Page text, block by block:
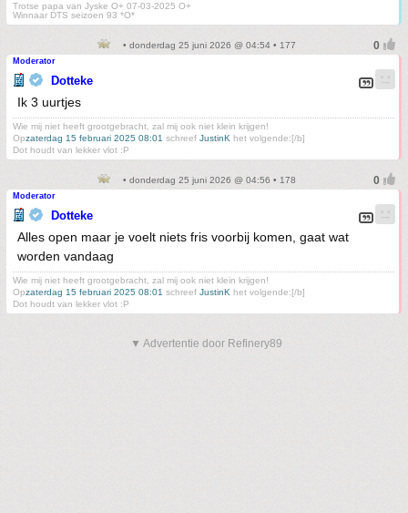
Trotse papa van Jyske O+ 07-03-2025 O+
Winnaar DTS seizoen 93 *O*
• donderdag 25 juni 2026 @ 04:54 • 177
Moderator
Dotteke
Ik 3 uurtjes
Wie mij niet heeft grootgebracht, zal mij ook niet klein krijgen!
Opzaterdag 15 februari 2025 08:01 schreef JustinK het volgende:[/b]
Dot houdt van lekker vlot :P
• donderdag 25 juni 2026 @ 04:56 • 178
Moderator
Dotteke
Alles open maar je voelt niets fris voorbij komen, gaat wat
worden vandaag
Wie mij niet heeft grootgebracht, zal mij ook niet klein krijgen!
Opzaterdag 15 februari 2025 08:01 schreef JustinK het volgende:[/b]
Dot houdt van lekker vlot :P
▼ Advertentie door Refinery89